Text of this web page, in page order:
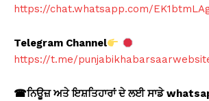
https://chat.whatsapp.com/
Telegram Channel
https://t.me/
☎ਨਿਊਜ਼ ਅਤੇ ਇਸ਼ਤਿਹਾਰਾਂ ਦੇ ਲਈ ਸਾਡੇ